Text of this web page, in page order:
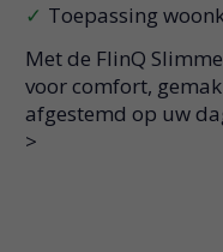
Toepassing
Met de FlinQ
voor comfort,
afgestemd op uw
>